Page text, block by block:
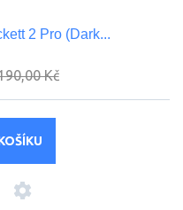
2 Pro (Dark...
Kč